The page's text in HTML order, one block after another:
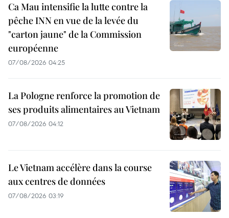
Ca Mau intensifie la lutte contre la
pêche INN en vue de la levée du
"carton jaune" de la Commission
européenne
07/08/2026 04:25
La Pologne renforce la promotion de
ses produits alimentaires au Vietnam
07/08/2026 04:12
Le Vietnam accélère dans la course
aux centres de données
07/08/2026 03:19